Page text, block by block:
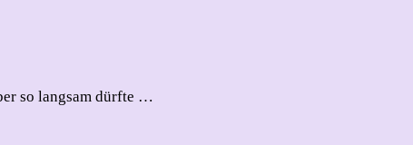
so langsam dürfte …